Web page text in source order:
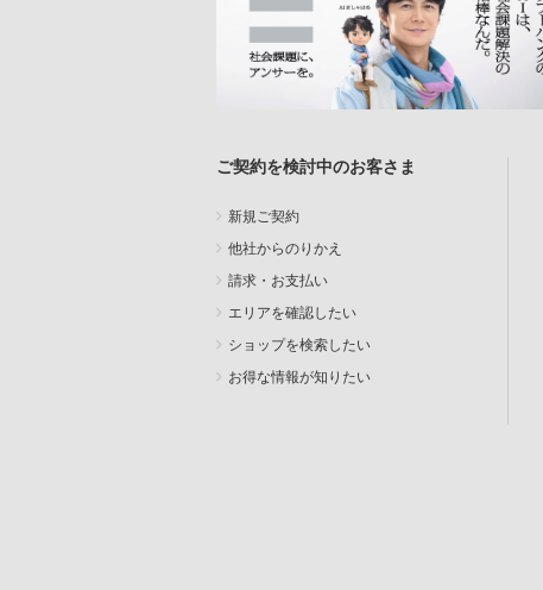
ご契約を検討中のお客さま
新規ご契約
他社からのりかえ
請求・お支払い
エリアを確認したい
ショップを検索したい
お得な情報が知りたい